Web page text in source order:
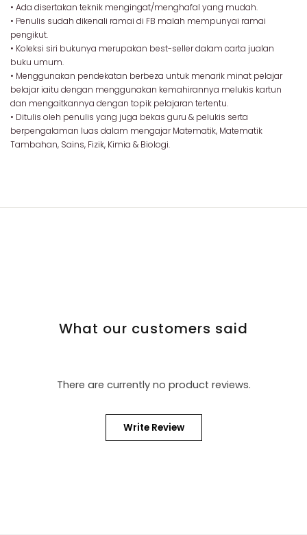
• Ada disertakan teknik mengingat/menghafal yang mudah.
• Penulis sudah dikenali ramai di FB malah mempunyai ramai
pengikut.
• Koleksi siri bukunya merupakan best-seller dalam carta jualan
buku umum.
• Menggunakan pendekatan berbeza untuk menarik minat pelajar
belajar iaitu dengan menggunakan kemahirannya melukis kartun
dan mengaitkannya dengan topik pelajaran tertentu.
• Ditulis oleh penulis yang juga bekas guru & pelukis serta
berpengalaman luas dalam mengajar Matematik, Matematik
Tambahan, Sains, Fizik, Kimia & Biologi.
What our customers said
There are currently no product reviews.
Write Review